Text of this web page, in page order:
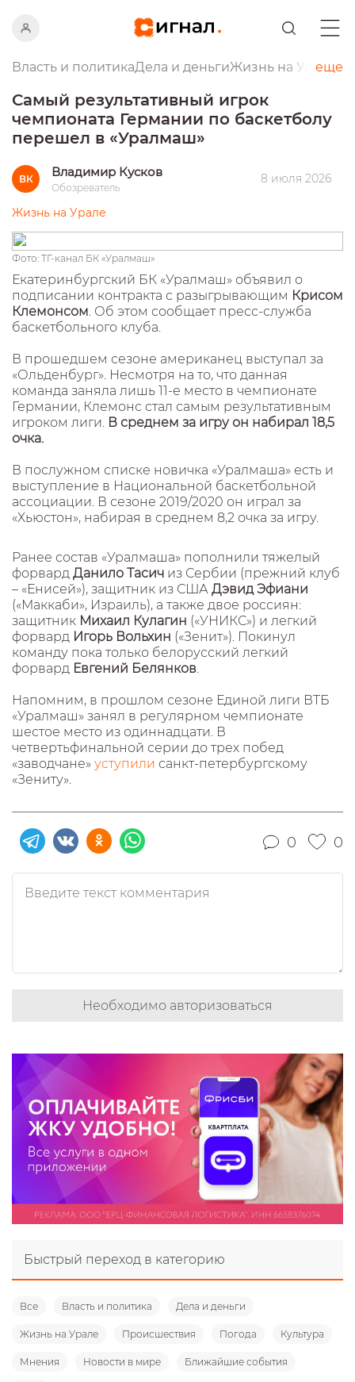
Власть и политикаДела и деньгиЖизнь на Урале
еще
Самый результативный игрок
чемпионата Германии по баскетболу
перешел в «Уралмаш»
ВК Владимир Кусков
Обозреватель
8 июля 2026
Жизнь на Урале
Фото: ТГ-канал БК «Уралмаш»
Екатеринбургский БК «Уралмаш» объявил о
подписании контракта с разыгрывающим Крисом
Клемонсом. Об этом сообщает пресс-служба
баскетбольного клуба.
В прошедшем сезоне американец выступал за
«Ольденбург». Несмотря на то, что данная
команда заняла лишь 11-е место в чемпионате
Германии, Клемонс стал самым результативным
игроком лиги. В среднем за игру он набирал 18,5
очка.
В послужном списке новичка «Уралмаша» есть и
выступление в Национальной баскетбольной
ассоциации. В сезоне 2019/2020 он играл за
«Хьюстон», набирая в среднем 8,2 очка за игру.
Ранее состав «Уралмаша» пополнили тяжелый
форвард Данило Тасич из Сербии (прежний клуб
– «Енисей»), защитник из США Дэвид Эфиани
(«Маккаби», Израиль), а также двое россиян:
защитник Михаил Кулагин («УНИКС») и легкий
форвард Игорь Вольхин («Зенит»). Покинул
команду пока только белорусский легкий
форвард Евгений Белянков.
Напомним, в прошлом сезоне Единой лиги ВТБ
«Уралмаш» занял в регулярном чемпионате
шестое место из одиннадцати. В
четвертьфинальной серии до трех побед
«заводчане» уступили санкт-петербургскому
«Зениту».
0 0
Необходимо авторизоваться
Быстрый переход в категорию
Все Власть и политика Дела и деньги
Жизнь на Урале Происшествия Погода Культура
Мнения Новости в мире Ближайшие события